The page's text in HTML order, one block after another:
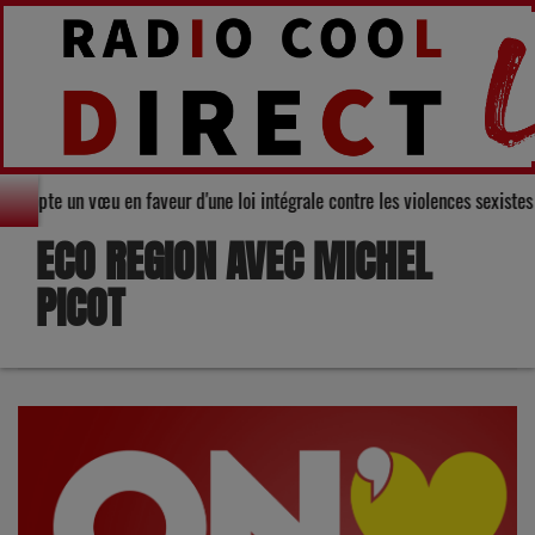
adopte un vœu en faveur d'une loi intégrale contre les violences
ECO REGION AVEC MICHEL
PICOT